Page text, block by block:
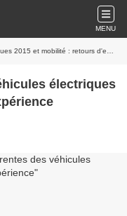
MENU
et mobilité : retours d'expérience
électriques